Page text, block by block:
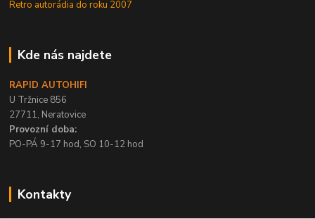
Retro autorádia do roku 2007
Kde nás najdete
RAPID AUTOHIFI
U Tržnice 856
27711, Neratovice
Provozní doba:
PO-PÁ 9-17 hod, SO 10-12 hod
Kontakty